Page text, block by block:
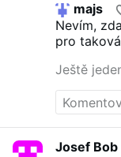
majs
Nevím,
pro
Ještě
Josef Bob